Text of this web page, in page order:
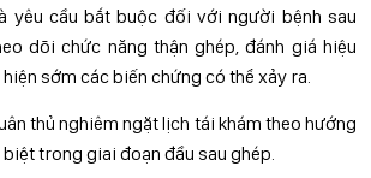
yêu cầu bắt buộc đối với người bệnh sau
dõi chức năng thận ghép, đánh giá hiệu
sớm các biến chứng có thể xảy ra.
thủ nghiêm ngặt lịch tái khám theo hướng
trong giai đoạn đầu sau ghép.